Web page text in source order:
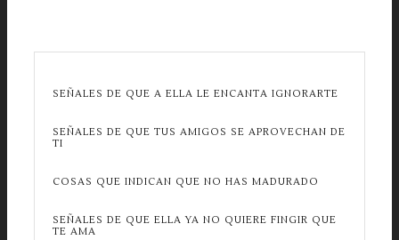
SEÑALES DE QUE A ELLA LE ENCANTA IGNORARTE
SEÑALES DE QUE TUS AMIGOS SE APROVECHAN DE
TI
COSAS QUE INDICAN QUE NO HAS MADURADO
SEÑALES DE QUE ELLA YA NO QUIERE FINGIR QUE
TE AMA